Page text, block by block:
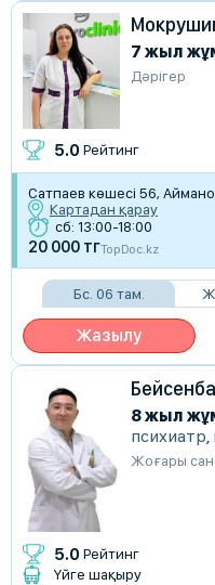
7 жыл
Дәрігер
5.0 Рейтинг
Сатпаев көшесі 56,
Картадан қарау
сб: 13:00-18:00
20 000 тгTopDoc.kz
Бс. 06 там.
Жазылу
8 жыл
психиатр,
Жоғары
5.0 Рейтинг
Үйге шақыру